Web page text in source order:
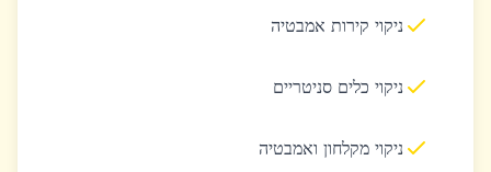
ניקוי קירות אמבטיה
ניקוי כלים סניטריים
ניקוי מקלחון ואמבטיה